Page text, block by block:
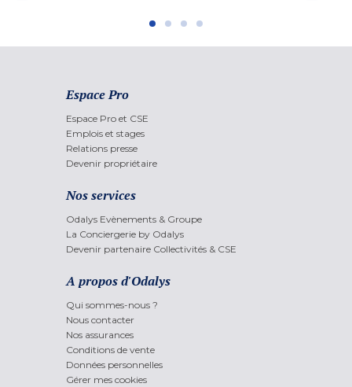
Espace Pro
Espace Pro et CSE
Emplois et stages
Relations presse
Devenir propriétaire
Nos services
Odalys Evènements & Groupe
La Conciergerie by Odalys
Devenir partenaire Collectivités & CSE
A propos d'Odalys
Qui sommes-nous ?
Nous contacter
Nos assurances
Conditions de vente
Données personnelles
Gérer mes cookies